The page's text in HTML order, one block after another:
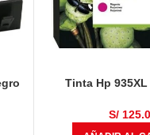
Tinta Hp 935XL
S/